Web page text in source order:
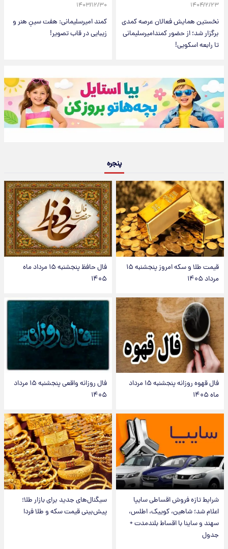
۱۴۰۴/۲/۲۳
نخستین همایش فعالان عرصه کمدی
برگزار شد؛ از حضور کمندامیرسلیمانی
تا رابعه اسکویی!
۱۴۰۳/۱۲/۳۰
کمند امیرسلیمانی: هفت سینِ هنر و
زیبایی در قاب تصویر!
پنجره
قیمت طلا و سکه امروز پنجشنبه ۱۵
مرداد ۱۴۰۵
فال حافظ پنجشنبه ۱۵ مرداد ماه
۱۴۰۵
فال قهوه روزانه پنجشنبه ۱۵ مرداد
ماه ۱۴۰۵
فال روزانه واقعی پنجشنبه ۱۵ مرداد
۱۴۰۵
شرایط تازه فروش اقساطی سایپا
اعلام شد؛ شاهین، کوییک، اطلس،
سهند و ساینا با اقساط بلندمدت +
جدول
سیگنال‌های جدید برای بازار طلا؛
پیش‌بینی قیمت سکه و طلا فردا